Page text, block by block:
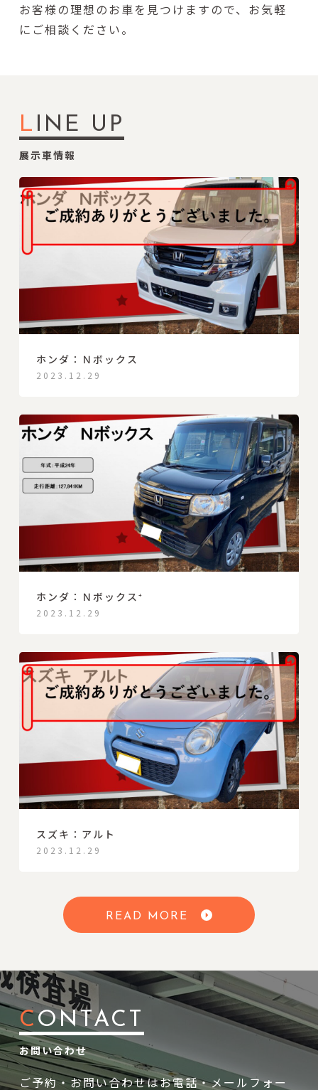
お客様の理想のお車を見つけますので、お気軽
にご相談ください。
L INE UP
展示車情報
ホンダ：Ｎボックス
2023.12.29
ホンダ：Ｎボックス⁺
2023.12.29
スズキ：アルト
2023.12.29
READ MORE
CONTACT
お問い合わせ
ご予約・お問い合わせはお電話・メールフォー